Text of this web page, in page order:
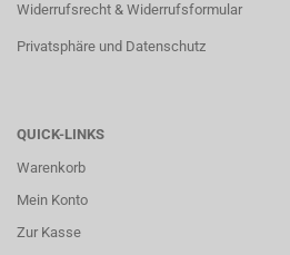
Widerrufsrecht & Widerrufsformular
Privatsphäre und Datenschutz
QUICK-LINKS
Warenkorb
Mein Konto
Zur Kasse